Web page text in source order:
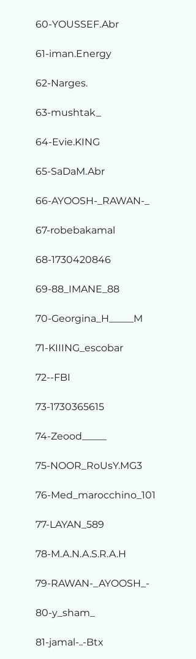
60-YOUSSEF.Abr
61-iman.Energy
62-Narges.
63-mushtak_
64-Evie.KING
65-SaDaM.Abr
66-AYOOSH-_RAWAN-_
67-robebakamal
68-1730420846
69-88_IMANE_88
70-Georgina_H_____M
71-KIIING_escobar
72--FBI
73-1730365615
74-Zeood_____
75-NOOR_RoUsY.MG3
76-Med_marocchino_101
77-LAYAN_589
78-M.A.N.A.S.R.A.H
79-RAWAN-_AYOOSH_-
80-y_sham_
81-jamal-..-Btx